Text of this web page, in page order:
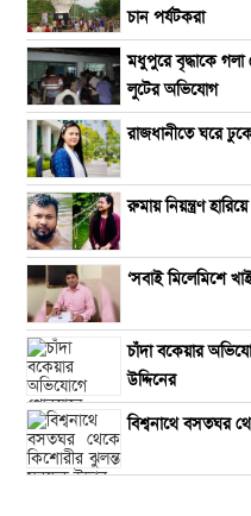
চান পর্যটকরা
মধুপুরে বৃদ্ধাকে গলা
লুটের অভিযোগ
রাজধানীতে ঘরে
রুমায় নিয়ন্ত্রণ
‘সবাই মিলেমিশে
চাঁদা বকেয়ার
উদ্দিনের
বিশ্বনাথে বসতঘর